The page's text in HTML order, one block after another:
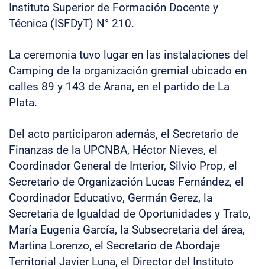
Instituto Superior de Formación Docente y
Técnica (ISFDyT) N° 210.
La ceremonia tuvo lugar en las instalaciones del
Camping de la organización gremial ubicado en
calles 89 y 143 de Arana, en el partido de La
Plata.
Del acto participaron además, el Secretario de
Finanzas de la UPCNBA, Héctor Nieves, el
Coordinador General de Interior, Silvio Prop, el
Secretario de Organización Lucas Fernández, el
Coordinador Educativo, Germán Gerez, la
Secretaria de Igualdad de Oportunidades y Trato,
María Eugenia García, la Subsecretaria del área,
Martina Lorenzo, el Secretario de Abordaje
Territorial Javier Luna, el Director del Instituto